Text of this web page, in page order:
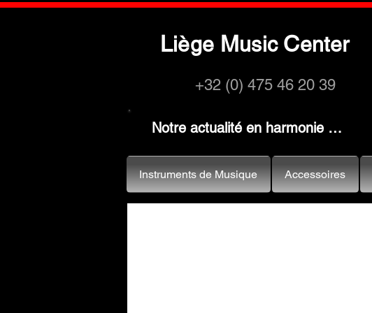
Liège Music Center
+32 (0) 475 46 20 39
Notre actualité en harmonie …
Instruments de Musique Accessoires